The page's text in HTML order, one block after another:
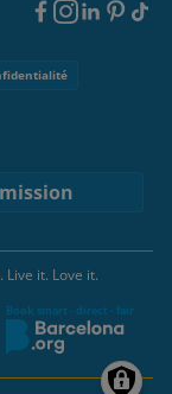
Social
it. Love it.
Book smart - direct - fair